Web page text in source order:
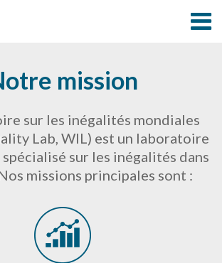
mission
sur les inégalités mondiales
Lab, WIL) est un laboratoire
sur les inégalités dans
missions principales sont :